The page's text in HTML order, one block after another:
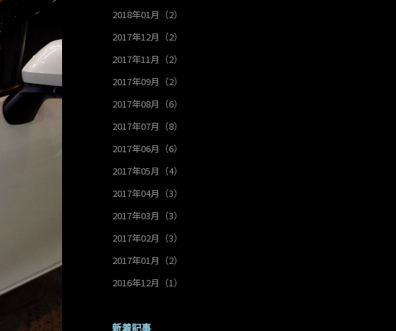
2018年01月（2）
2017年12月（2）
2017年11月（2）
2017年09月（2）
2017年08月（6）
2017年07月（8）
2017年06月（6）
2017年05月（4）
2017年04月（3）
2017年03月（3）
2017年02月（3）
2017年01月（2）
2016年12月（1）
新着記事